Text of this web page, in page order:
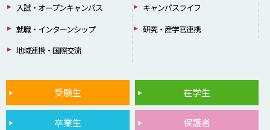
入試・オープンキャンパス
キャンパスライフ
就職・インターンシップ
研究・産学官連携
地域連携・国際交流
受験生 在学生
卒業生 保護者